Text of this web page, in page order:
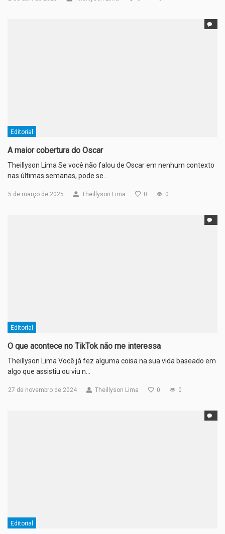
Editorial
A maior cobertura do Oscar
Theillyson Lima Se você não falou de Oscar em nenhum contexto
nas últimas semanas, pode se…
5 de março de 2025 Theillyson Lima 0 0
Editorial
O que acontece no TikTok não me interessa
Theillyson Lima Você já fez alguma coisa na sua vida baseado em
algo que assistiu ou viu n…
27 de novembro de 2024 Theillyson Lima 0 0
Editorial